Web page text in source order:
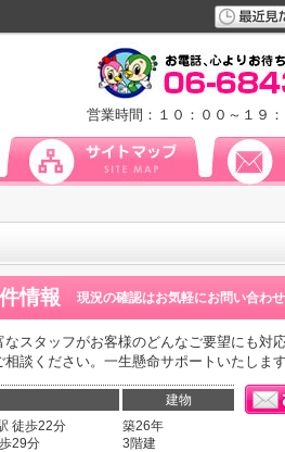
営業時間：１０：００～１９：
情報 現況の確認はお気軽にお問い合わせ
スタッフがお客様のどんなご要望にも対
談ください。一生懸命サポートいたします
建物
徒歩22分
29分
築26年
3階建